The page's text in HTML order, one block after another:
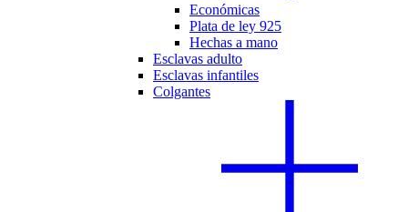
Económicas
Plata de ley 925
Hechas a mano
Esclavas adulto
Esclavas infantiles
Colgantes